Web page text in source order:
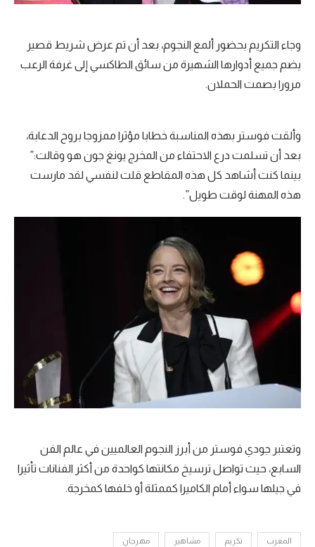
وجاء التكريم بحضور ألمع النجوم، بعد أن تم عرض شريط قصير
يضم جميع أدوارها الشهيرة من سائق الطاكسي إلى غرفة الرعب
مرورا بصمت الحملان.
وألقت فوستر بهذه المناسبة خطابا مؤثرا ممزوجا بروح الدعابة،
بعد أن تسلمت درع الاحتفاء من المخرج يونغ جون هو وقالت:”
بينما كنت أشاهد كل هذه المقاطع قلت لنفسي لقد مارست
هذه المهنة لوقت طويل”.
وتعتبر جودي فوستر من أبرز النجوم العالميين في عالم الفن
السابع، حيث تواصل ترسيخ مكانتها كواحدة من أكثر الفنانات تأثيرا
في جيلها سواء أمام الكاميرا كممثلة أو خلفها كمخرجة.
المغرب تكريم مشاهير مهرجان